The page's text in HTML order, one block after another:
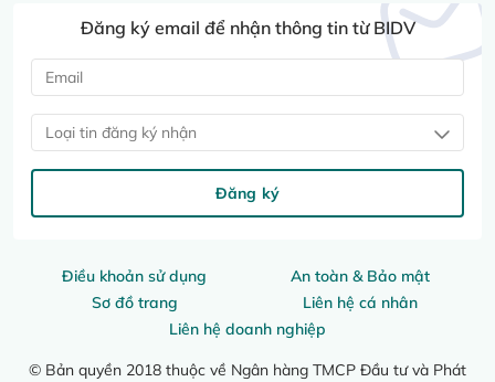
Điều khoản sử dụng
An toàn & Bảo mật
Sơ đồ trang
Liên hệ cá nhân
Liên hệ doanh nghiệp
© Bản quyền 2018 thuộc về Ngân hàng TMCP Đầu tư và Phát
Đăng ký email để nhận thông tin từ BIDV
Loại tin đăng ký nhận
Đăng ký